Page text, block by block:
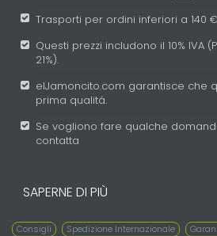
Trasporti per ordini inferiori a 140 €
Questi prezzi includono il 10% IVA
21%).
elJamoncito.com garantisce che
prima qualitá.
Se vogliono fare qualche
contatta
SAPERNE DI PIÙ
Consigli Spedizione Internazionale